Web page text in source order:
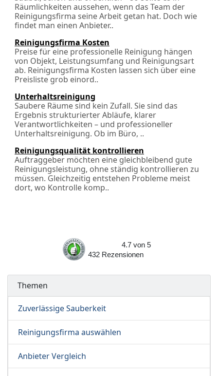
Räumlichkeiten aussehen, wenn das Team der
Reinigungsfirma seine Arbeit getan hat. Doch wie
findet man einen Anbieter..
Reinigungsfirma Kosten
Preise für eine professionelle Reinigung hängen
von Objekt, Leistungsumfang und Reinigungsart
ab. Reinigungsfirma Kosten lassen sich über eine
Preisliste grob einord..
Unterhaltsreinigung
Saubere Räume sind kein Zufall. Sie sind das
Ergebnis strukturierter Abläufe, klarer
Verantwortlichkeiten – und professioneller
Unterhaltsreinigung. Ob im Büro, ..
Reinigungsqualität kontrollieren
Auftraggeber möchten eine gleichbleibend gute
Reinigungsleistung, ohne ständig kontrollieren zu
müssen. Gleichzeitig entstehen Probleme meist
dort, wo Kontrolle komp..
4.7 von 5
432
Rezensionen
Themen
Zuverlässige Sauberkeit
Reinigungsfirma auswählen
Anbieter Vergleich